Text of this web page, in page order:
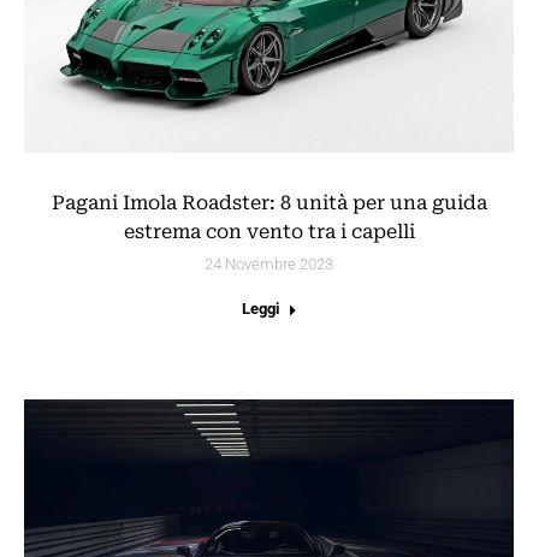
Pagani Imola Roadster: 8 unità per una guida
estrema con vento tra i capelli
24 Novembre 2023
Leggi